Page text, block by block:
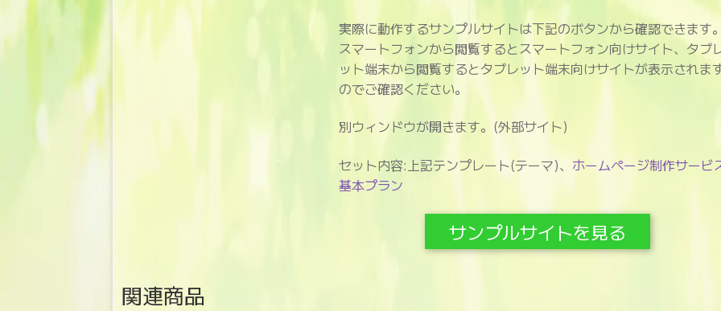
実際に動作するサンプルサイトは下記のボタンから確認できます
スマートフォンから閲覧するとスマートフォン向けサイト、タブ
ット端末から閲覧するとタブレット端末向けサイトが表示されま
のでご確認ください。
別ウィンドウが開きます。(外部サイト)
セット内容:上記テンプレート(テーマ)、 ホームページ制作サービ
基本プラン
サンプルサイトを見る
関連商品